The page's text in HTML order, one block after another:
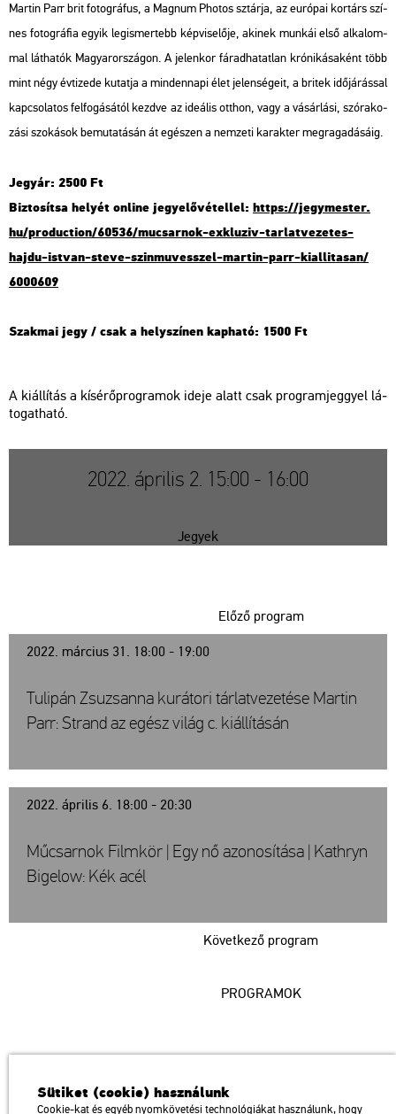
Mar­tin Parr brit fo­tog­rá­fus, a Mag­num Pho­tos sztár­ja, az eu­ró­pai kor­társ szí­
nes fo­tog­rá­fia egyik leg­is­mer­tebb kép­vi­se­lő­je, aki­nek mun­kái első al­ka­lom­
mal lát­ha­tók Ma­gyar­or­szá­gon. A je­len­kor fá­rad­ha­tat­lan kró­ni­ká­sa­ként több
mint négy év­ti­ze­de ku­tat­ja a min­den­na­pi élet je­len­sé­ge­it, a bri­tek idő­já­rás­sal
kap­cso­la­tos fel­fo­gá­sá­tól kezd­ve az ide­á­lis ott­hon, vagy a vá­sár­lá­si, szó­ra­ko­
zá­si szo­ká­sok be­mu­ta­tá­sán át egé­szen a nem­ze­ti ka­rak­ter meg­ra­ga­dá­sá­ig.
Jegy­ár: 2500 Ft
Biz­to­sít­sa he­lyét on­line jegy­elő­vé­tel­lel: https://​jegy­mes­ter.​
hu/​pro­duc­ti­on/​60536/​mu­csar­nok-​exk­lu­ziv-​tar​latv​ezet​es-​
hajdu-​ist­van-​steve-​szi​nmuv​essz​el-​mar­tin-​parr-​ki­al­lita­san/​
6000609
Szak­mai jegy / csak a hely­szí­nen kap­ha­tó: 1500 Ft
A ki­ál­lí­tás a kí­sé­rő­prog­ra­mok ideje alatt csak prog­ram­jeggyel lá­
to­gat­ha­tó.
2022. április 2. 15:00 - 16:00
Jegyek
2022. március 31. 18:00 - 19:00
Előző program
Tulipán Zsuzsanna kurátori tárlatvezetése Martin
Parr: Strand az egész világ c. kiállításán
2022. április 6. 18:00 - 20:30
Következő program
Műcsarnok Filmkör | Egy nő azonosítása | Kathryn
Bigelow: Kék acél
PROGRAMOK
a Magyar Művészeti Akadémia intézménye
Sütiket (cookie) használunk
Cookie-kat és egyéb nyomkövetési technológiákat használunk, hogy